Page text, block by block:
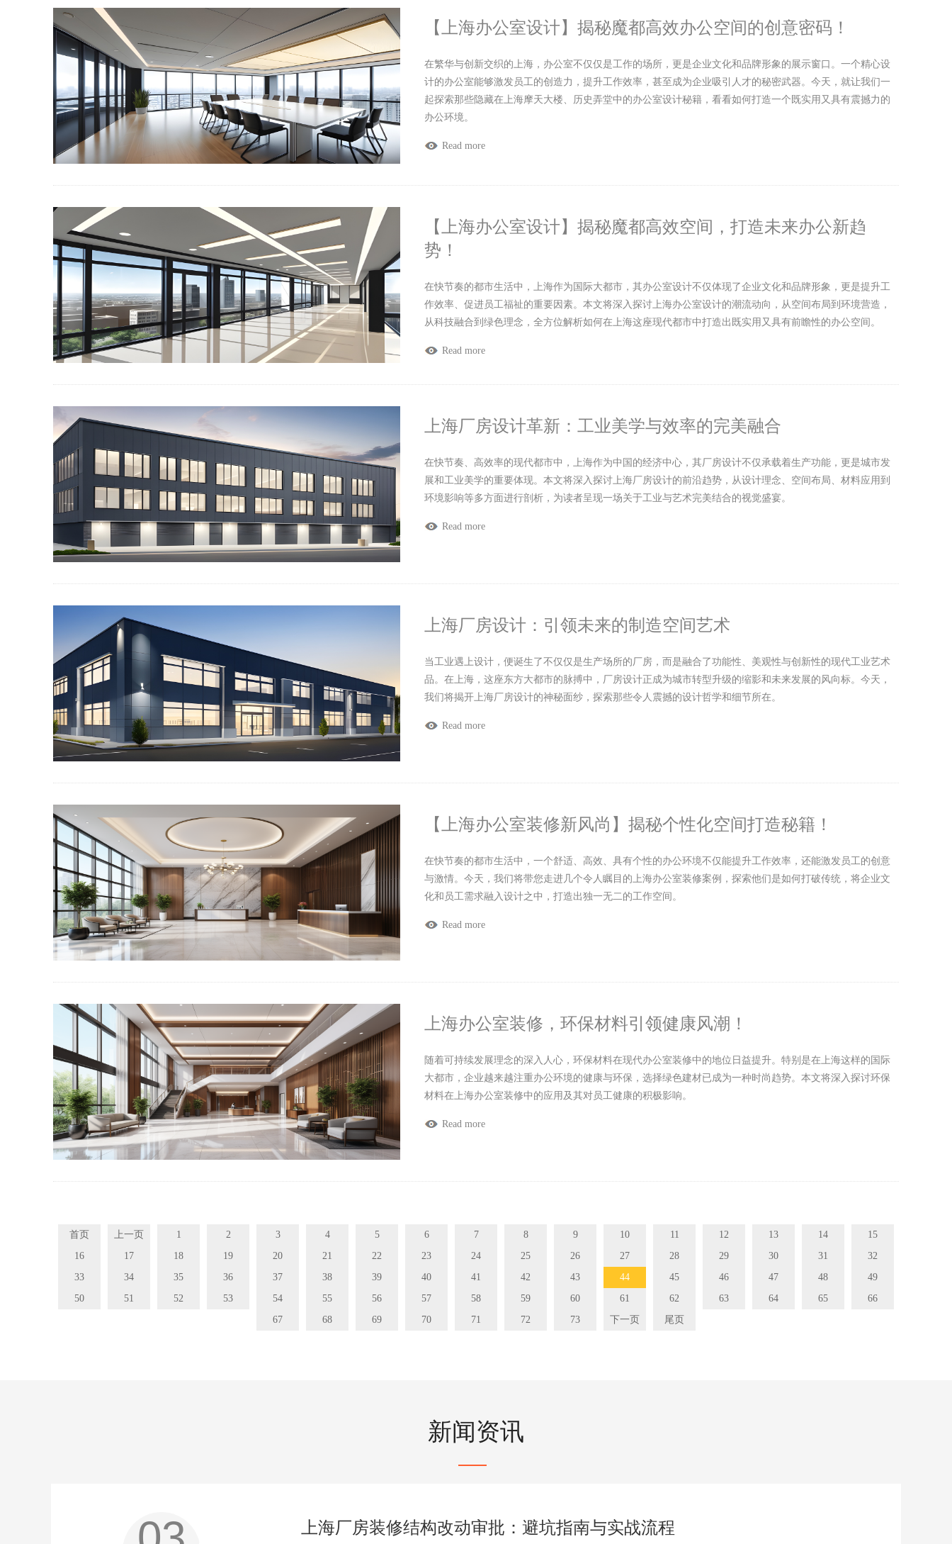
【上海办公室设计】揭秘魔都高效办公空间的创意密码！
在繁华与创新交织的上海，办公室不仅仅是工作的场所，更是企业文化和品牌形象的展示窗口。一个精心设
计的办公室能够激发员工的创造力，提升工作效率，甚至成为企业吸引人才的秘密武器。今天，就让我们一
起探索那些隐藏在上海摩天大楼、历史弄堂中的办公室设计秘籍，看看如何打造一个既实用又具有震撼力的
办公环境。
Read more
【上海办公室设计】揭秘魔都高效空间，打造未来办公新趋
势！
在快节奏的都市生活中，上海作为国际大都市，其办公室设计不仅体现了企业文化和品牌形象，更是提升工
作效率、促进员工福祉的重要因素。本文将深入探讨上海办公室设计的潮流动向，从空间布局到环境营造，
从科技融合到绿色理念，全方位解析如何在上海这座现代都市中打造出既实用又具有前瞻性的办公空间。
Read more
上海厂房设计革新：工业美学与效率的完美融合
在快节奏、高效率的现代都市中，上海作为中国的经济中心，其厂房设计不仅承载着生产功能，更是城市发
展和工业美学的重要体现。本文将深入探讨上海厂房设计的前沿趋势，从设计理念、空间布局、材料应用到
环境影响等多方面进行剖析，为读者呈现一场关于工业与艺术完美结合的视觉盛宴。
Read more
上海厂房设计：引领未来的制造空间艺术
当工业遇上设计，便诞生了不仅仅是生产场所的厂房，而是融合了功能性、美观性与创新性的现代工业艺术
品。在上海，这座东方大都市的脉搏中，厂房设计正成为城市转型升级的缩影和未来发展的风向标。今天，
我们将揭开上海厂房设计的神秘面纱，探索那些令人震撼的设计哲学和细节所在。
Read more
【上海办公室装修新风尚】揭秘个性化空间打造秘籍！
在快节奏的都市生活中，一个舒适、高效、具有个性的办公环境不仅能提升工作效率，还能激发员工的创意
与激情。今天，我们将带您走进几个令人瞩目的上海办公室装修案例，探索他们是如何打破传统，将企业文
化和员工需求融入设计之中，打造出独一无二的工作空间。
Read more
上海办公室装修，环保材料引领健康风潮！
随着可持续发展理念的深入人心，环保材料在现代办公室装修中的地位日益提升。特别是在上海这样的国际
大都市，企业越来越注重办公环境的健康与环保，选择绿色建材已成为一种时尚趋势。本文将深入探讨环保
材料在上海办公室装修中的应用及其对员工健康的积极影响。
Read more
首页 上一页 1 2 3 4 5 6 7 8 9 10 11 12 13 14
15
16
17 18 19 20 21 22 23 24 25 26 27 28 29 30 31
32
33
34 35 36 37 38 39 40 41 42 43 44 45 46 47 48
49
50
51 52 53 54 55 56 57 58 59 60 61 62 63 64 65
66
67
68 69 70 71 72 73 下一页 尾页
新闻资讯
上海厂房装修结构改动审批：避坑指南与实战流程